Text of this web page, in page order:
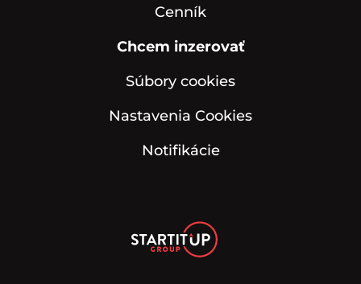
Cenník
Chcem inzerovať
Súbory cookies
Nastavenia Cookies
Notifikácie